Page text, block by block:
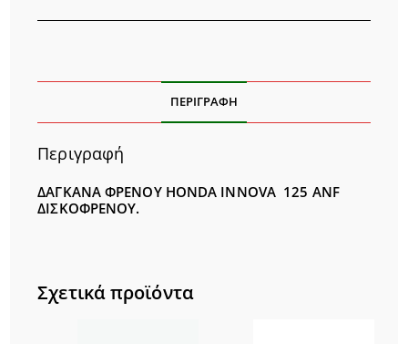
ΠΕΡΙΓΡΑΦΉ
Περιγραφή
ΔAΓΚAΝΑ ΦΡΕΝΟΥ HONDA INNOVA 125 ANF
ΔΙΣΚΟΦΡΕΝΟΥ.
Σχετικά προϊόντα